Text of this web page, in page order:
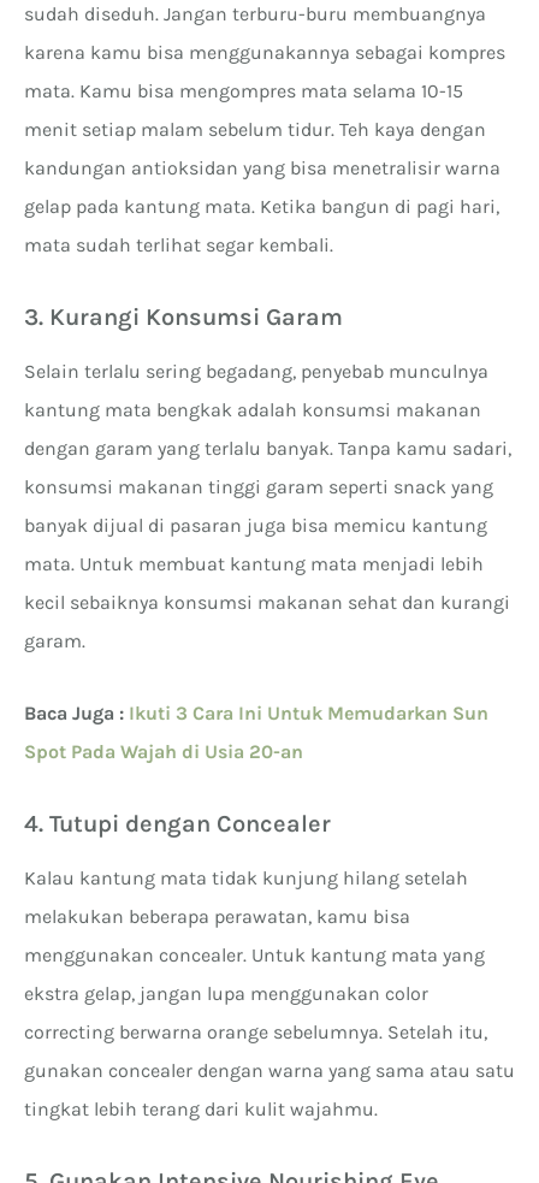
sudah diseduh. Jangan terburu-buru membuangnya
karena kamu bisa menggunakannya sebagai kompres
mata. Kamu bisa mengompres mata selama 10-15
menit setiap malam sebelum tidur. Teh kaya dengan
kandungan antioksidan yang bisa menetralisir warna
gelap pada kantung mata. Ketika bangun di pagi hari,
mata sudah terlihat segar kembali.
3. Kurangi Konsumsi Garam
Selain terlalu sering begadang, penyebab munculnya
kantung mata bengkak adalah konsumsi makanan
dengan garam yang terlalu banyak. Tanpa kamu sadari,
konsumsi makanan tinggi garam seperti snack yang
banyak dijual di pasaran juga bisa memicu kantung
mata. Untuk membuat kantung mata menjadi lebih
kecil sebaiknya konsumsi makanan sehat dan kurangi
garam.
Baca Juga : Ikuti 3 Cara Ini Untuk Memudarkan Sun
Spot Pada Wajah di Usia 20-an
4. Tutupi dengan Concealer
Kalau kantung mata tidak kunjung hilang setelah
melakukan beberapa perawatan, kamu bisa
menggunakan concealer. Untuk kantung mata yang
ekstra gelap, jangan lupa menggunakan color
correcting berwarna orange sebelumnya. Setelah itu,
gunakan concealer dengan warna yang sama atau satu
tingkat lebih terang dari kulit wajahmu.